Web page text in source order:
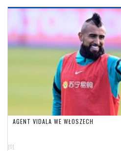
AGENT VIDALA WE WŁOSZECH
[0]